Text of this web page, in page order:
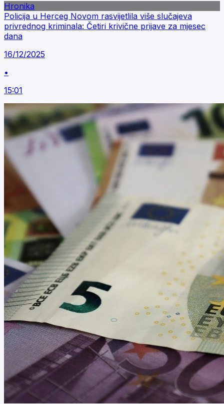
Hronika
Policija u Herceg Novom rasvijetlila više slučajeva
privrednog kriminala: Četiri krivične prijave za mjesec
dana
16/12/2025
•
15:01